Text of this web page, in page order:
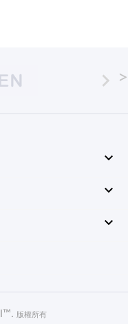




™. 版權所有